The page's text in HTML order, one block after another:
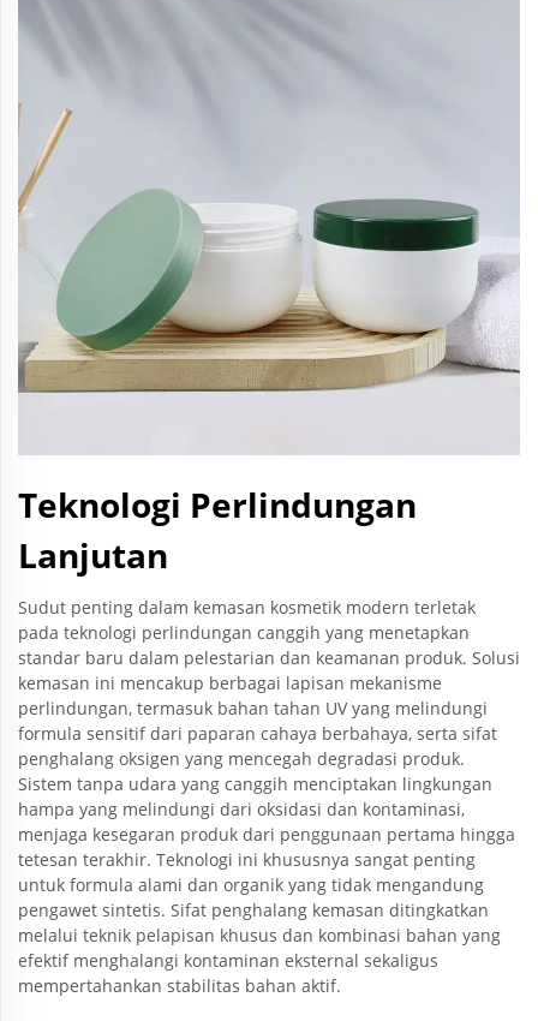
Teknologi Perlindungan
Lanjutan
Sudut penting dalam kemasan kosmetik modern terletak
pada teknologi perlindungan canggih yang menetapkan
standar baru dalam pelestarian dan keamanan produk. Solusi
kemasan ini mencakup berbagai lapisan mekanisme
perlindungan, termasuk bahan tahan UV yang melindungi
formula sensitif dari paparan cahaya berbahaya, serta sifat
penghalang oksigen yang mencegah degradasi produk.
Sistem tanpa udara yang canggih menciptakan lingkungan
hampa yang melindungi dari oksidasi dan kontaminasi,
menjaga kesegaran produk dari penggunaan pertama hingga
tetesan terakhir. Teknologi ini khususnya sangat penting
untuk formula alami dan organik yang tidak mengandung
pengawet sintetis. Sifat penghalang kemasan ditingkatkan
melalui teknik pelapisan khusus dan kombinasi bahan yang
efektif menghalangi kontaminan eksternal sekaligus
mempertahankan stabilitas bahan aktif.